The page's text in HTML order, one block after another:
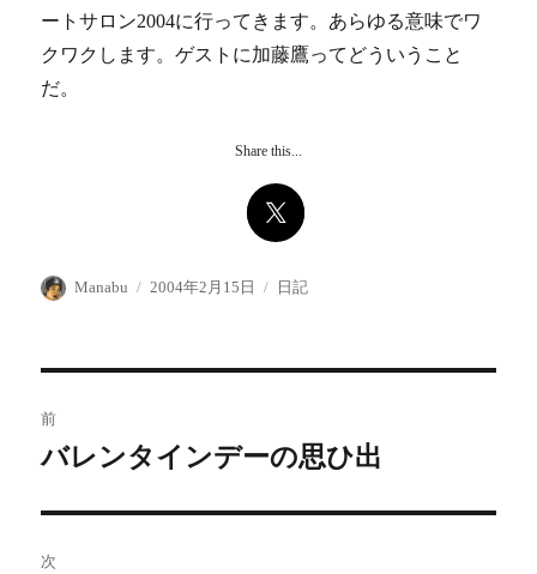
ートサロン2004に行ってきます。あらゆる意味でワ
クワクします。ゲストに加藤鷹ってどういうこと
だ。
Share this...
投
Manabu
投
2004年2月15日
カ
日記
稿
ビ
前
前
投
稿:
バレンタインデーの思ひ出
次